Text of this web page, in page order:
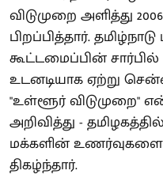
விடுமுறை அளித்து
பிறப்பித்தார்.
கூட்டமைப்பின்
உடனடியாக ஏற்று
"உள்ளூர் விடுமுறை"
அறிவித்து -
மக்களின் உணர்வுகளை
திகழ்ந்தார்.